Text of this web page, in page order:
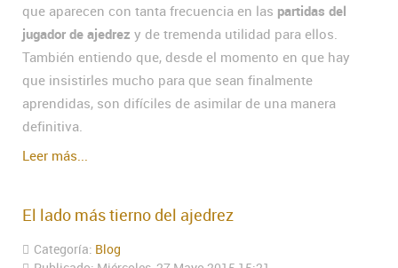
que aparecen con tanta frecuencia en las partidas del
jugador de ajedrez y de tremenda utilidad para ellos.
También entiendo que, desde el momento en que hay
que insistirles mucho para que sean finalmente
aprendidas, son difíciles de asimilar de una manera
definitiva.
Leer más...
El lado más tierno del ajedrez
Categoría: Blog